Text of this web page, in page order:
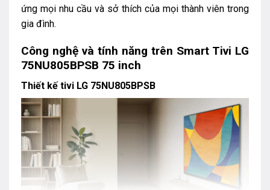
ứng mọi nhu cầu và sở thích của mọi thành viên trong
gia đình.
Công nghệ và tính năng trên Smart Tivi LG
75NU805BPSB 75 inch
Thiết kế tivi LG 75NU805BPSB